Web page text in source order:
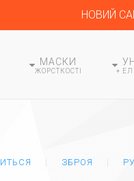
НОВИЙ
МАСКИ
ЖОРСТКОСТІ +
ЗБРОЯ